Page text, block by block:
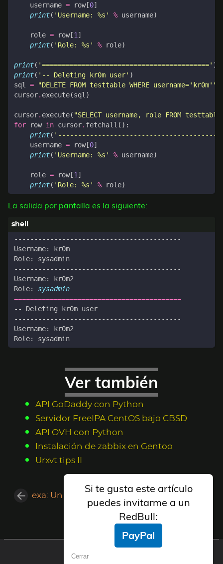
username = row[0]
print( 'Username: %s ' % username)
role = row[1 ]
print( 'Role: %s ' % role)
print( '==========================================' )
print( '-- Deleting kr0m user' )
sql
=
"DELETE FROM testtable WHERE username='kr0m'"
cursor. execute(sql )
cursor. execute( "SELECT username, role FROM
for
row in cursor. fetchall ():
print(
username = row[0]
print( 'Username: %s ' % username)
role = row[1 ]
print( 'Role: %s ' % role)
La salida por pantalla es la siguiente:
Role: sysadmin
==========================================
Ver también
API GoDaddy con Python
Servidor FreeIPA CentOS bajo CBSD
API OVH con Python
Instalación de zabbix en Gentoo
Urxvt tips II
exa: Un ls mejorado con colores
Habilitar ASLRs en FreeBSD
AlfaExploit Telegram Group
Si te gusta este artículo
puedes invitarme a un
RedBull:
PayPal
Cerrar